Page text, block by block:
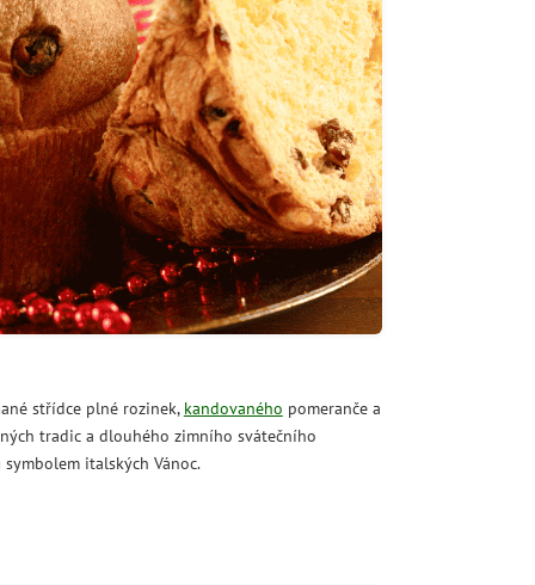
střídce plné rozinek, kandovaného pomeranče a
tradic a dlouhého zimního svátečního
italských Vánoc.